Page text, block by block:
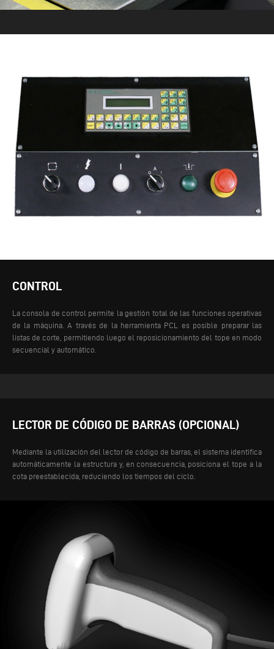
CONTROL
La consola de control permite la gestión total de las funciones operativas
de la máquina. A través de la herramienta PCL es posible preparar las
listas de corte, permitiendo luego el reposicionamiento del tope en modo
secuencial y automático.
LECTOR DE CÓDIGO DE BARRAS (OPCIONAL)
Mediante la utilización del lector de código de barras, el sistema identifica
automáticamente la estructura y, en consecuencia, posiciona el tope a la
cota preestablecida, reduciendo los tiempos del ciclo.